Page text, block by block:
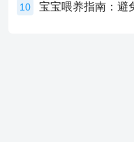
10 宝宝喂养指南：避